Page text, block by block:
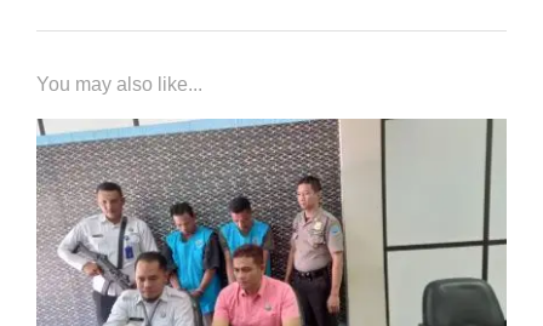
You may also like...